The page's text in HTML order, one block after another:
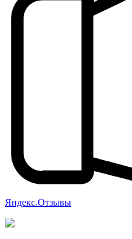
Яндекс.Отзывы